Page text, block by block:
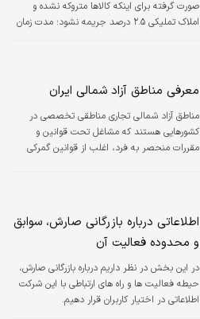
صورت گرفته برای اینکه کالاها متروکه نشده و
املاک تملیکی ۲.۵ درصد جریمه نشود؛ مدت زمان
معرفی مناطق آزاد شمالی ایران
مناطق آزاد شمالی تجاری مناطقی تخصصی در
کشورهایی هستند که مشاغل تحت قوانین و
مقررات منحصر به فرد، اغلب از قوانین گمرکی
اطلاعاتی درباره بازرگانی صارش، سوابق
و محدوده فعالیت آن
در این بخش در نظر داریم درباره بازرگانی صارش،
حیطه فعالیت ها و راه های ارتباطی با این شرکت
اطلاعاتی در اختیار کاربران قرار دهیم.